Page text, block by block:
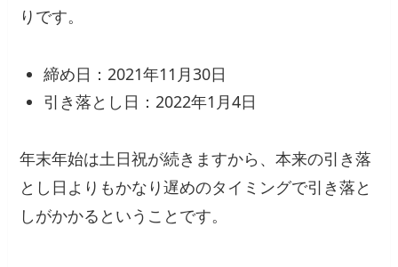
りです。
締め日：2021年11月30日
引き落とし日：2022年1月4日
年末年始は土日祝が続きますから、本来の引き落
とし日よりもかなり遅めのタイミングで引き落と
しがかかるということです。